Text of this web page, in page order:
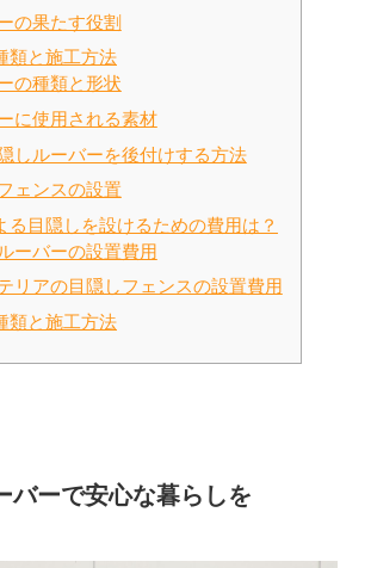
の果たす役割
類と施工方法
の種類と形状
に使用される素材
しルーバーを後付けする方法
ェンスの設置
る目隠しを設けるための費用は？
ーバーの設置費用
リアの目隠しフェンスの設置費用
類と施工方法
バーで安心な暮らしを